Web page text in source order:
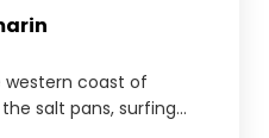
western coast of
salt pans, surfing